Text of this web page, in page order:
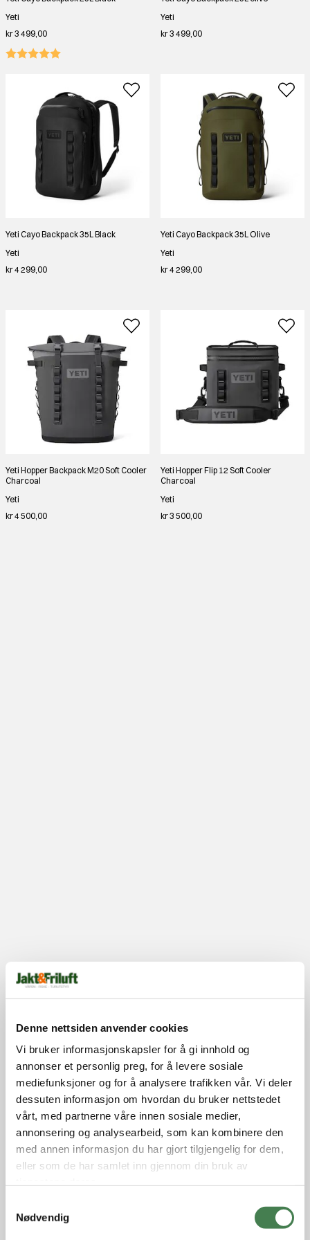
Denne nettsiden anvender cookies
Vi bruker informasjonskapsler for å gi innhold og
annonser et personlig preg, for å levere sosiale
mediefunksjoner og for å analysere trafikken vår. Vi deler
dessuten informasjon om hvordan du bruker nettstedet
vårt, med partnerne våre innen sosiale medier,
annonsering og analysearbeid, som kan kombinere den
med annen informasjon du har gjort tilgjengelig for dem,
eller som de har samlet inn gjennom din bruk av
Nødvendig
Yeti
kr 3 499,00
Yeti
kr 3 499,00
Yeti Cayo Backpack 35L Black
Yeti
kr 4 299,00
Yeti Cayo Backpack 35L Olive
Yeti
kr 4 299,00
Yeti Hopper Backpack M20 Soft Cooler
Charcoal
Yeti
kr 4 500,00
Yeti Hopper Flip 12 Soft Cooler
Charcoal
Yeti
kr 3 500,00